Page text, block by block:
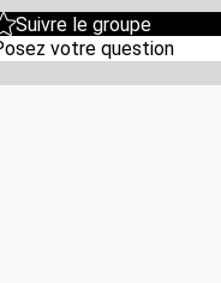
Suivre le groupe
votre question